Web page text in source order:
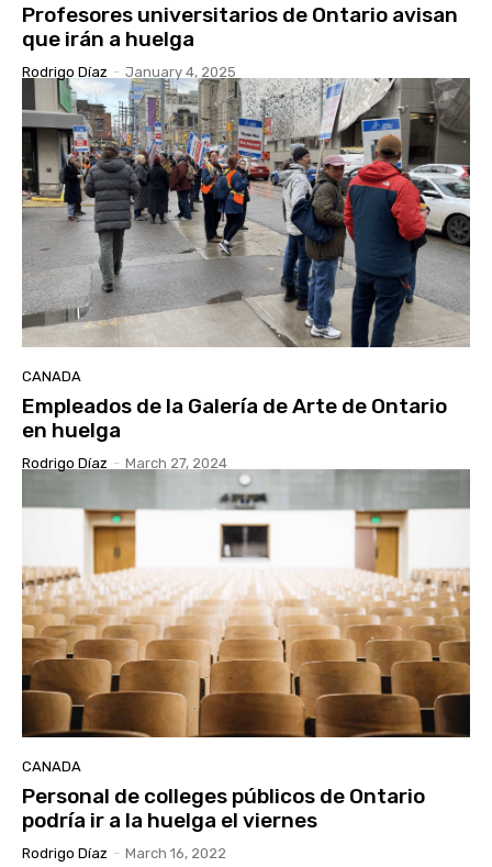
Profesores universitarios de Ontario avisan
que irán a huelga
Rodrigo Díaz - January 4, 2025
CANADA
Empleados de la Galería de Arte de Ontario
en huelga
Rodrigo Díaz - March 27, 2024
CANADA
Personal de colleges públicos de Ontario
podría ir a la huelga el viernes
Rodrigo Díaz - March 16, 2022